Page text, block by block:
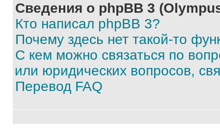
Сведения о phpBB 3
Кто написал phpBB 3?
Почему здесь нет такой-то
С кем можно связаться по
или юридических вопросов,
Перевод FAQ